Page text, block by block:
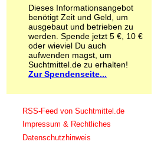
Psychopharmaka
Schlafmittel
Schmerzmittel
Schnüffelstoffe
Spice
Sucht / Süchte
Alkoholsucht
Co-Abhängigkeit
Computersucht
Ess-Brechsucht
Essstörungen
Fernsehsucht
Dieses Informationsangebot
benötigt Zeit und Geld, um
ausgebaut und betrieben zu
werden. Spende jetzt 5 €, 10 €
oder wieviel Du auch
aufwenden magst, um
Suchtmittel.de zu erhalten!
Zur Spendenseite...
RSS-Feed von Suchtmittel.de
Impressum & Rechtliches
Datenschutzhinweis